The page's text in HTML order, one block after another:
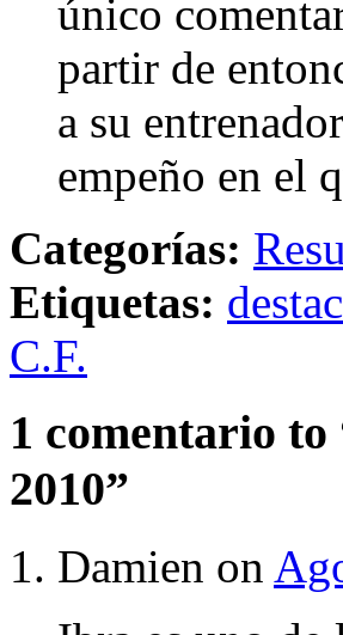
único
partir de
a su
empeño en el
Categorías:
Etiquetas:
C.F.
1 comentario to
2010”
Damien on